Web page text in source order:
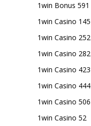
1win Bonus 591
1win Casino 145
1win Casino 252
1win Casino 282
1win Casino 423
1win Casino 444
1win Casino 506
1win Casino 52